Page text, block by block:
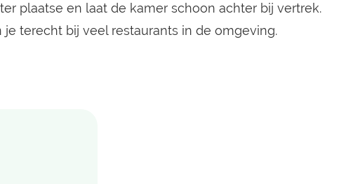
plaatse en laat de kamer schoon achter bij vertrek.
terecht bij veel restaurants in de omgeving.